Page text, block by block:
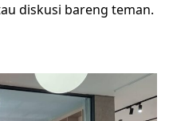
diskusi bareng teman.